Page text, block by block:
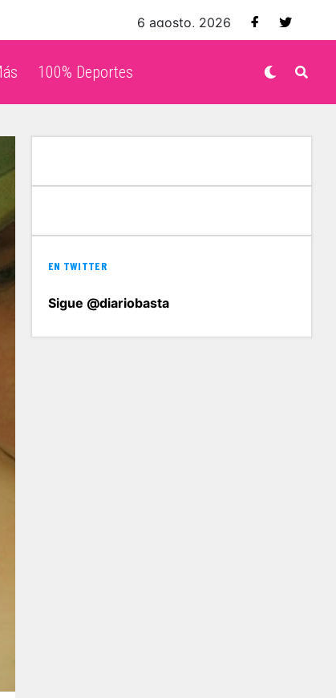
6 agosto, 2026
100% Deportes
EN TWITTER
Sigue @diariobasta